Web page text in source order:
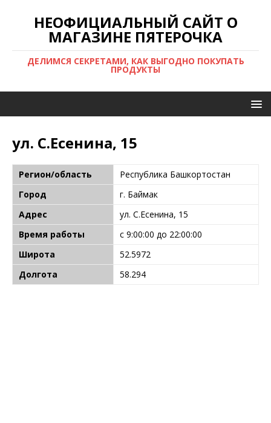
НЕОФИЦИАЛЬНЫЙ САЙТ О
МАГАЗИНЕ ПЯТЕРОЧКА
ДЕЛИМСЯ СЕКРЕТАМИ, КАК ВЫГОДНО ПОКУПАТЬ
ПРОДУКТЫ
ул. С.Есенина, 15
Регион/область
Республика Башкортостан
Город
г. Баймак
Адрес
ул. С.Есенина, 15
Время работы
с 9:00:00 до 22:00:00
Широта
52.5972
Долгота
58.294